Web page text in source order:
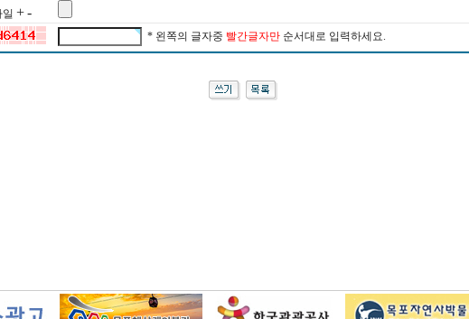
일 + -
* 왼쪽의 글자중 빨간글자만순서대로 입력하세요.